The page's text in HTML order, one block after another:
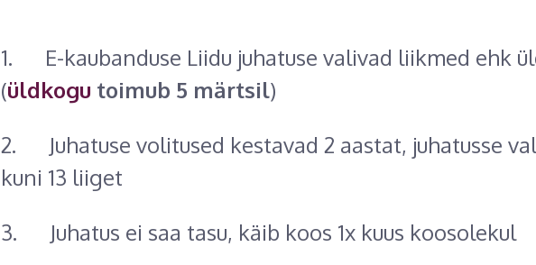
1. E-kaubanduse Liidu juhatuse valivad liikmed ehk
(üldkogu toimub 5 märtsil)
2. Juhatuse volitused kestavad 2 aastat, juhatusse
kuni 13 liiget
3. Juhatus ei saa tasu, käib koos 1x kuus koosolekul